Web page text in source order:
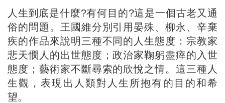
人生到底是什麼?有何目的?這是一個古老又通
俗的問題。王國維分別引用晏殊、柳永、辛棄
疾的作品來說明三種不同的人生態度：宗教家
悲天憫人的出世態度；政治家鞠躬盡瘁的入世
態度；藝術家不斷尋索的欣悅之情。這三種人
生觀，表現出人類對人生所抱有的目的和希
望。